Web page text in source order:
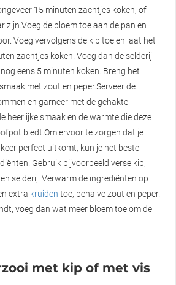
15 minuten zachtjes koken, of
zijn.Voeg de bloem toe aan de pan en
Voeg vervolgens de kip toe en laat het
zachtjes koken. Voeg dan de selderij
eens 5 minuten koken. Breng het
met zout en peper.Serveer de
en garneer met de gehakte
heerlijke smaak en de warmte die deze
biedt.Om ervoor te zorgen dat je
perfect uitkomt, kun je het beste
Gebruik bijvoorbeeld verse kip,
selderij. Verwarm de ingrediënten op
extra kruiden toe, behalve zout en peper.
voeg dan wat meer bloem toe om de
met kip of met vis